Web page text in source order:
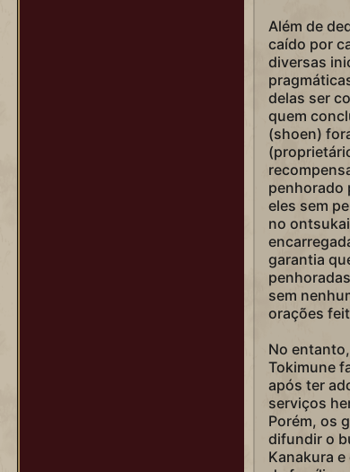
Além de
caído por
diversas
delas ser
quem
(shoen)
penhorado
eles sem
no
garantia
sem
orações
No
Tokimune
após ter
serviços
Porém, os
difundir o
Kanakura